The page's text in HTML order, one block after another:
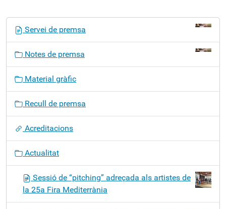
ó
Servei de premsa
Notes de premsa
Material gràfic
Recull de premsa
Acreditacions
Actualitat
Sessió de “pitching” adreçada als artistes de
la 25a Fira Mediterrània